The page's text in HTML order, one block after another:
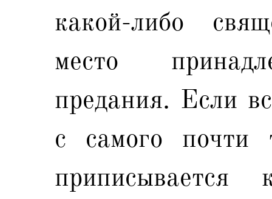
какой-либо
место
предания. Если
с самого почти
приписывается